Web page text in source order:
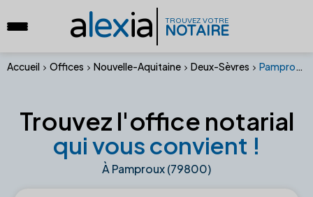
alexia TROUVEZ VOTRE
NOTAIRE
Accueil Offices Nouvelle-Aquitaine Deux-Sèvres Pamproux (79800)
Trouvez l'office notarial
qui vous convient !
À Pamproux (79800)